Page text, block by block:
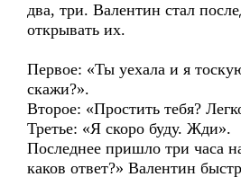
два, три. Валентин стал
открывать их.
Первое: «Ты уехала и я
скажи?».
Второе: «Простить тебя?
Третье: «Я скоро буду. Жди».
Последнее пришло три часа
каков ответ?» Валентин